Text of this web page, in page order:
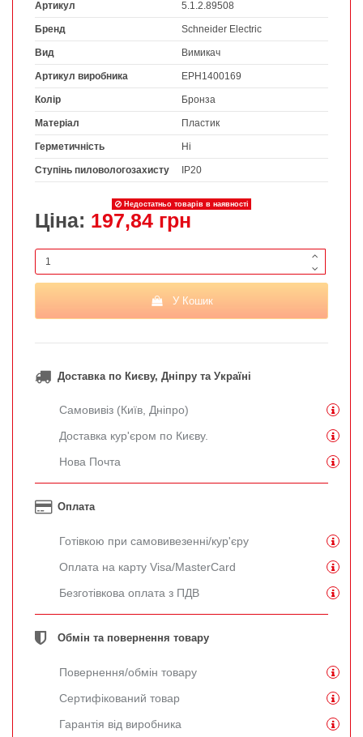
Артикул
5.1.2.89508
Бренд Schneider Electric
Вид Вимикач
Артикул виробника EPH1400169
Колір Бронза
Матеріал Пластик
Герметичність Ні
Ступінь пиловологозахисту IP20
Недостатньо товарів в наявності
Ціна: 197,84 грн
У Кошик
Доставка по Києву, Дніпру та Україні
Самовивіз (Київ, Дніпро)
Доставка кур'єром по Києву.
Нова Почта
Оплата
Готівкою при самовивезенні/кур'єру
Оплата на карту Visa/MasterCard
Безготівкова оплата з ПДВ
Обмін та повернення товару
Повернення/обмін товару
Сертифікований товар
Гарантія від виробника